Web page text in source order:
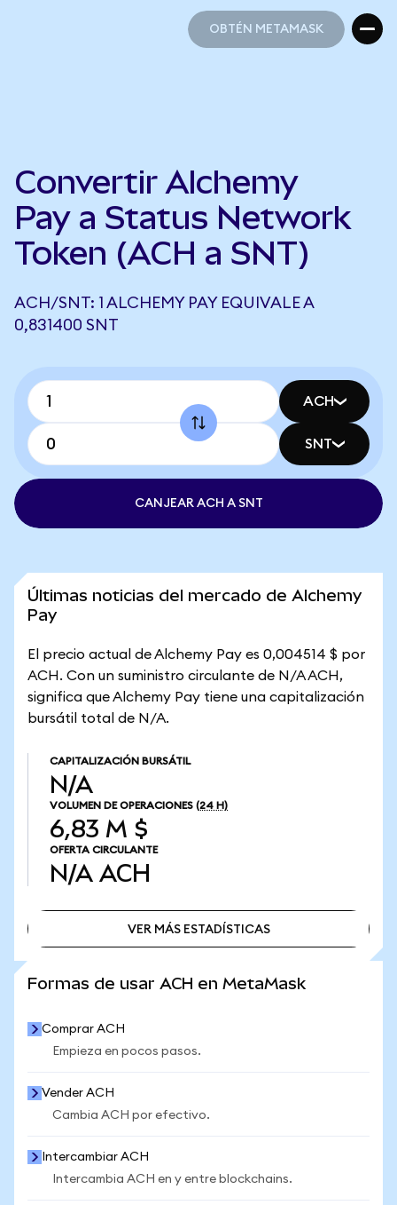
OBTÉN METAMASK
Convertir Alchemy
Pay a Status Network
Token (ACH a SNT)
ACH/SNT: 1 ALCHEMY PAY EQUIVALE A
0,831400 SNT
ACH
SNT
CANJEAR ACH A SNT
Últimas noticias del mercado de Alchemy
Pay
El precio actual de Alchemy Pay es 0,004514 $ por
ACH. Con un suministro circulante de N/A ACH,
significa que Alchemy Pay tiene una capitalización
bursátil total de N/A.
CAPITALIZACIÓN BURSÁTIL
N/A
VOLUMEN DE OPERACIONES (24 H)
6,83 M $
OFERTA CIRCULANTE
N/A ACH
VER MÁS ESTADÍSTICAS
Formas de usar ACH en MetaMask
Comprar ACH
Empieza en pocos pasos.
Vender ACH
Cambia ACH por efectivo.
Intercambiar ACH
Intercambia ACH en y entre blockchains.